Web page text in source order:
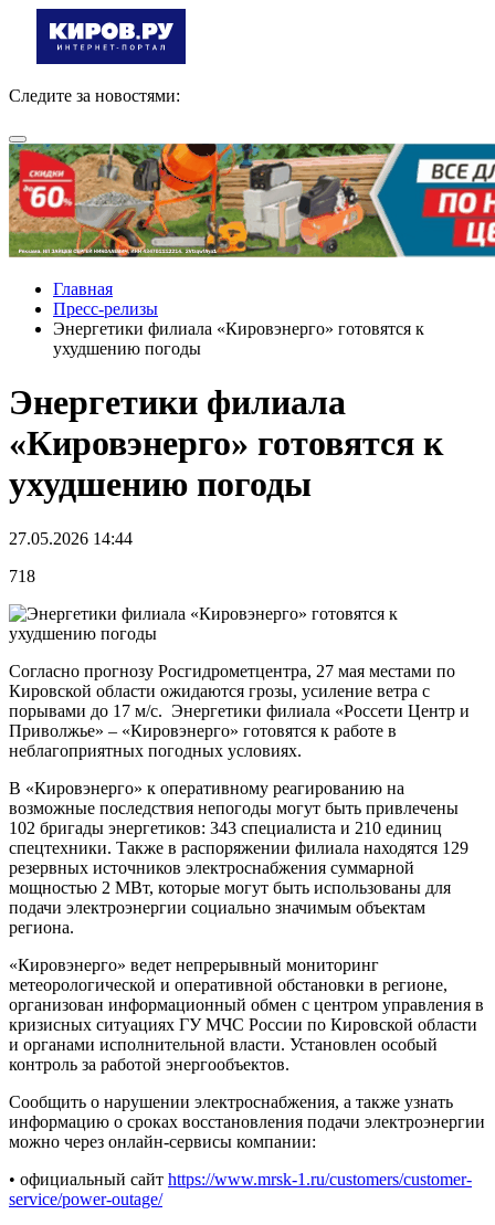
Следите за новостями:
Главная
Пресс-релизы
Энергетики филиала «Кировэнерго» готовятся к
ухудшению погоды
Энергетики филиала
«Кировэнерго» готовятся к
ухудшению погоды
27.05.2026 14:44
718
Согласно прогнозу Росгидрометцентра, 27 мая местами по
Кировской области ожидаются грозы, усиление ветра с
порывами до 17 м/с. Энергетики филиала «Россети Центр и
Приволжье» – «Кировэнерго» готовятся к работе в
неблагоприятных погодных условиях.
В «Кировэнерго» к оперативному реагированию на
возможные последствия непогоды могут быть привлечены
102 бригады энергетиков: 343 специалиста и 210 единиц
спецтехники. Также в распоряжении филиала находятся 129
резервных источников электроснабжения суммарной
мощностью 2 МВт, которые могут быть использованы для
подачи электроэнергии социально значимым объектам
региона.
«Кировэнерго» ведет непрерывный мониторинг
метеорологической и оперативной обстановки в регионе,
организован информационный обмен с центром управления в
кризисных ситуациях ГУ МЧС России по Кировской области
и органами исполнительной власти. Установлен особый
контроль за работой энергообъектов.
Сообщить о нарушении электроснабжения, а также узнать
информацию о сроках восстановления подачи электроэнергии
можно через онлайн-сервисы компании:
• официальный сайт https://www.mrsk-1.ru/customers/customer-
service/power-outage/